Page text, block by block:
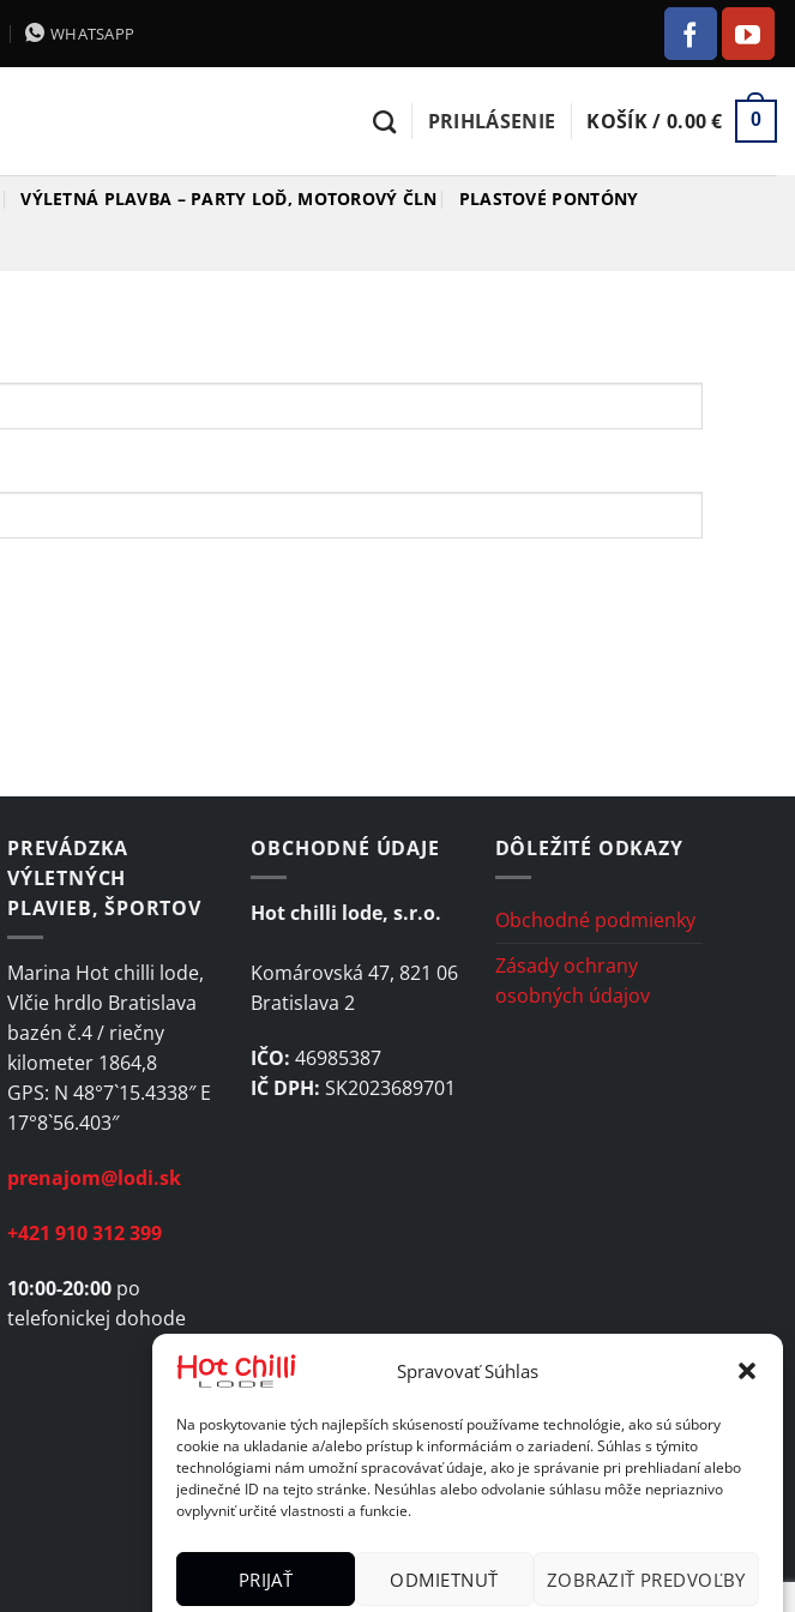
Spravovať Súhlas
Na poskytovanie tých najlepších skúseností používame technológie, ako sú súbory
cookie na ukladanie a/alebo prístup k informáciám o zariadení. Súhlas s týmito
technológiami nám umožní spracovávať údaje, ako je správanie pri prehliadaní alebo
jedinečné ID na tejto stránke. Nesúhlas alebo odvolanie súhlasu môže nepriaznivo
ovplyvniť určité vlastnosti a funkcie.
PRIJAŤ ODMIETNUŤ ZOBRAZIŤ PREDVOĽBY
WHATSAPP
PRIHLÁSENIE KOŠÍK / 0.00€ 0
VÝLETNÁ PLAVBA – PARTY LOĎ, MOTOROVÝ ČLN PLASTOVÉ PONTÓNY
PREVÁDZKA
VÝLETNÝCH
PLAVIEB, ŠPORTOV
Marina Hot chilli lode,
Vlčie hrdlo Bratislava
bazén č.4 / riečny
kilometer 1864,8
GPS: N 48°7`15.4338″ E
17°8`56.403″
prenajom@lodi.sk
+421 910 312 399
10:00-20:00po
telefonickej dohode
OBCHODNÉ ÚDAJE
Hot chilli lode, s.r.o.
Komárovská 47, 821 06
Bratislava 2
IČO: 46985387
IČ DPH: SK2023689701
DÔLEŽITÉ ODKAZY
Obchodné podmienky
Zásady ochrany
osobných údajov